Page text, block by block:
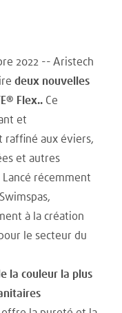
2022 -- Aristech
deux nouvelles
Flex.. Ce
et
raffiné aux éviers,
et autres
récemment
à la création
le secteur du
la couleur la plus